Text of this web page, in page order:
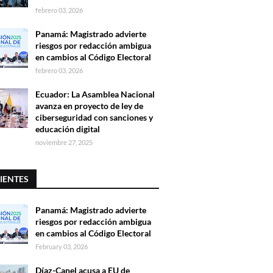
febrero 03, 2026
Panamá: Magistrado advierte
riesgos por redacción ambigua
en cambios al Código Electoral
febrero 03, 2026
Ecuador: La Asamblea Nacional
avanza en proyecto de ley de
ciberseguridad con sanciones y
educación digital
noviembre 27, 2025
Panamá: Magistrado advierte
riesgos por redacción ambigua
en cambios al Código Electoral
February 03, 2026
Díaz-Canel acusa a EU de